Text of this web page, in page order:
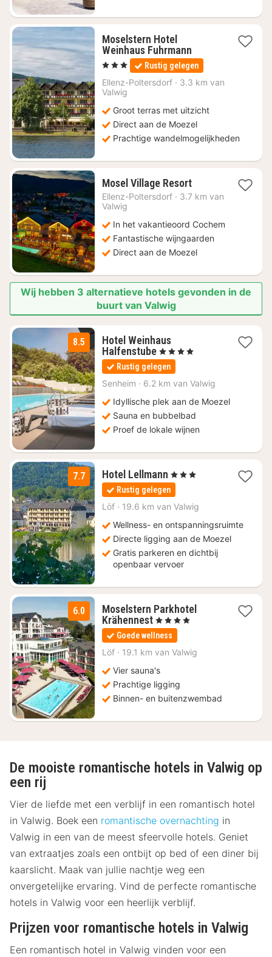
Moselstern Hotel
Weinhaus Fuhrmann1
nacht
vanaf
€
, 3 Sterren Rustig gelegen
Ellenz-Poltersdorf · 3.3 km van
Valwig
Groot terras met uitzicht
Direct aan de Moezel
Prachtige wandelmogelijkheden
Mosel Village Resort2
nachten
213,84
Ellenz-Poltersdorf · 3.7 km van
Valwig
In het vakantieoord Cochem
Fantastische wijngaarden
Direct aan de Moezel
Wij hebben 3 alternatieve hotels gevonden in de
buurt van Valwig
8.5
Hotel Weinhaus
Halfenstube1
nacht
vanaf
€
, 4 Sterren
Rustig gelegen
Senheim · 6.2 km van Valwig
Idyllische plek aan de Moezel
Sauna en bubbelbad
Proef de lokale wijnen
7.7 Hotel Lellmann 2
nachten
vanaf
€
, 3 Sterren
Rustig gelegen
Löf · 19.6 km van Valwig
Wellness- en ontspanningsruimte
Directe ligging aan de Moezel
Gratis parkeren en dichtbij
openbaar vervoer
6.0
Moselstern Parkhotel
Krähennest1
nacht
vanaf
€
, 4 Sterren
Goede wellness
Löf · 19.1 km van Valwig
Vier sauna's
Prachtige ligging
Binnen- en buitenzwembad
De mooiste romantische hotels in Valwig op
een rij
Vier de liefde met een verblijf in een romantisch hotel
in Valwig. Boek een romantische overnachting in
Valwig in een van de meest sfeervolle hotels. Geniet
van extraatjes zoals een ontbijt op bed of een diner bij
kaarslicht. Maak van jullie nachtje weg een
onvergetelijke ervaring. Vind de perfecte romantische
hotels in Valwig voor een heerlijk verblijf.
Prijzen voor romantische hotels in Valwig
Een romantisch hotel in Valwig vinden voor een